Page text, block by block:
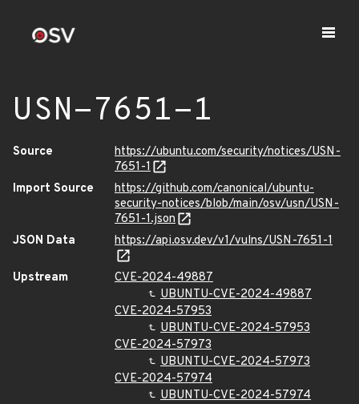
USN-7651-1
Source
https://ubuntu.com/security/notices/USN-
7651-1
Import Source
https://github.com/canonical/ubuntu-
security-notices/blob/main/osv/usn/USN-
7651-1.json
JSON Data
https://api.osv.dev/v1/vulns/USN-7651-1
Upstream
CVE-2024-49887
UBUNTU-CVE-2024-49887
CVE-2024-57953
UBUNTU-CVE-2024-57953
CVE-2024-57973
UBUNTU-CVE-2024-57973
CVE-2024-57974
UBUNTU-CVE-2024-57974